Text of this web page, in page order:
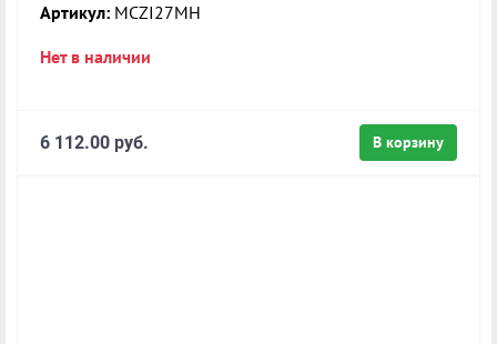
Артикул: MCZI27MH
Нет в наличии
В корзину
6 112.00 руб.